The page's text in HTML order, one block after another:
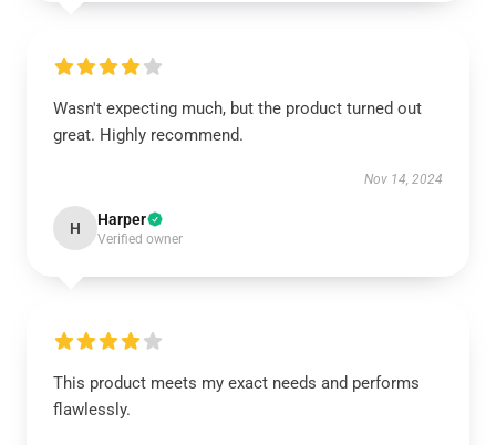
Wasn't expecting much, but the product turned out
great. Highly recommend.
Nov 14, 2024
H Harper
Verified owner
This product meets my exact needs and performs
flawlessly.